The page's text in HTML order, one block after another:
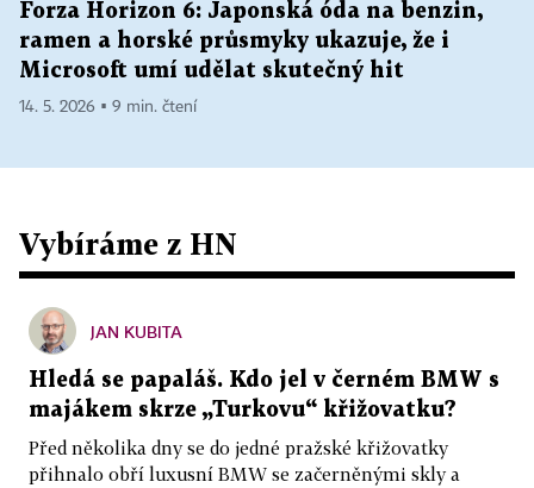
Forza Horizon 6: Japonská óda na benzin,
ramen a horské průsmyky ukazuje, že i
Microsoft umí udělat skutečný hit
14. 5. 2026 ▪ 9 min. čtení
Vybíráme z HN
JAN KUBITA
Hledá se papaláš. Kdo jel v černém BMW s
majákem skrze „Turkovu“ křižovatku?
Před několika dny se do jedné pražské křižovatky
přihnalo obří luxusní BMW se začerněnými skly a